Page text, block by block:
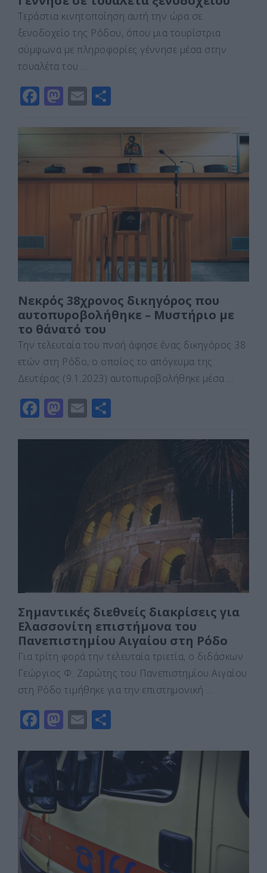
Τεράστια κινητοποίηση αυτή την ώρα σε
ξενοδοχείο της Ρόδου, όπου μια τουρίστρια
σύμφωνα με πληροφορίες γέννησε μέσα στην
τουαλέτα του …
F
c
e
b
o
k
M
st
d
n
E
ai ρ
α
σ
ίτ
ε
Νεκρός 38χρονος δικηγόρος που
αυτοπυροβολήθηκε – Μυστήριο με
το θάνατό του
Την τελευταία του πνοή άφησε ένας δικηγόρος 38
ετών στη Ρόδο, ο οποίος το απόγευμα της
Δευτέρας (9.1.2023) αυτοπυροβολήθηκε μέσα …
F
c
M
st
E
ai ρ
σ
τε
ίτ
ε
Σημαντικές διεθνείς διακρίσεις για
Ελασσονίτη επιστήμονα του
Πανεπιστημίου Αιγαίου στη Ρόδο
Για τρίτη φορά την τελευταία τριετία, ο διδάσκων
Γεώργιος Φ. Ζαρώτης του Πανεπιστημίου Αιγαίου
στη Ρόδο τιμήθηκε για την επιστημονική …
F
c
e
b
o
o
k
M
st
o
d
o
n
E
ai
l
ρ
σ
ε